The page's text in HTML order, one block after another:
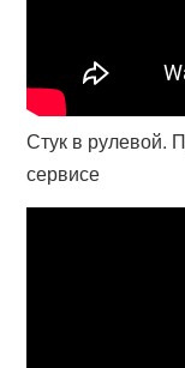
Стук в рулевой.
сервисе